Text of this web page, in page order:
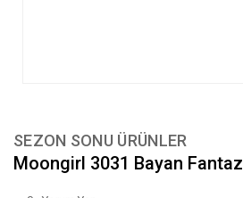
SEZON SONU ÜRÜNLER
Moongirl 3031 Bayan